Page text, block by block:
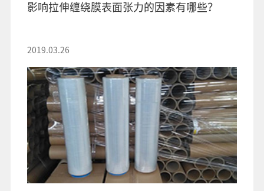
影响拉伸缠绕膜表面张力的因素有哪些？
2019.03.26